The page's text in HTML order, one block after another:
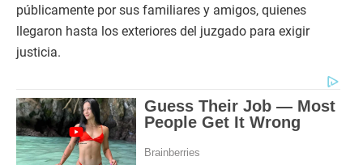
públicamente por sus familiares y amigos, quienes
llegaron hasta los exteriores del juzgado para exigir
justicia.